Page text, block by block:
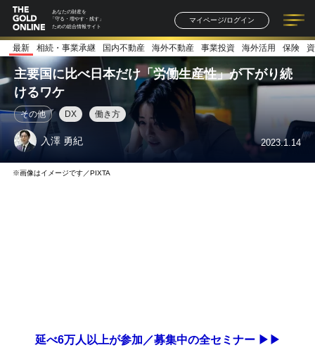
あなたの財産を
「守る・増やす・残す」
ための総合情報サイト
マイページ/ログイン
記事一覧 連載一覧
著者一覧 書籍一覧
最新 相続・事業承継 国内不動産 海外不動産 事業投資 海外活用 保険
主要国に比べ日本だけ「労働生産性」が下がり続
けるワケ
その他 DX 働き方
入澤 勇紀 2023.1.14
※画像はイメージです／PIXTA
延べ6万人以上が参加／募集中の全セミナー ▶▶